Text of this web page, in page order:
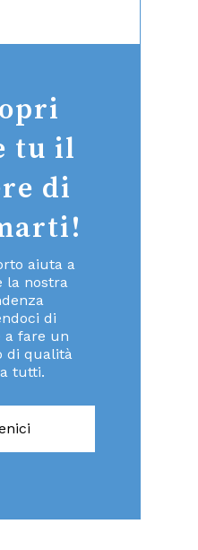
tu il
di
aiuta a
la nostra
di
a fare un
di qualità
tutti.